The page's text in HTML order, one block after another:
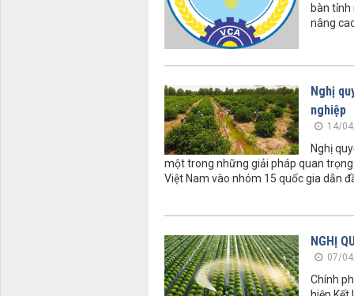
bàn tỉnh
nâng
Nghị
nghiệp
14/
Nghị
một trong những giải pháp quan
Việt Nam vào nhóm 15 quốc gia dẫn
NGHỊ
07/
Chính